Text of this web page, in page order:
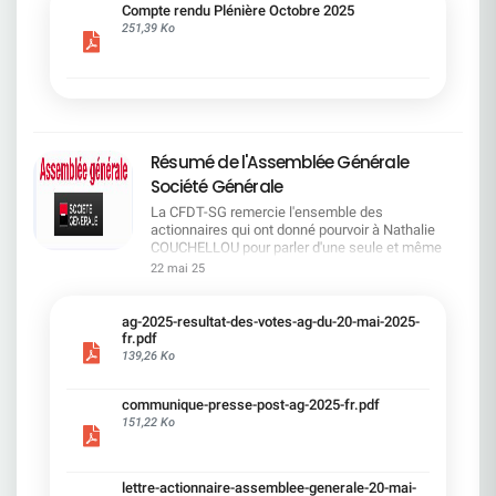
cadre du dialogue social.Bonne lecture !
Compte rendu Plénière Octobre 2025
251,39 Ko
Résumé de l'Assemblée Générale
Société Générale
La CFDT-SG remercie l'ensemble des
actionnaires qui ont donné pourvoir à Nathalie
COUCHELLOU pour parler d'une seule et même
voix.L'assemblée Générale s'est ouverte avec 4
souligné la forte amélioration en 2024 de tous les
facteurs financiers et le premier trimestre 2025
encourageant.Le Directeur Général, Slawomir
solide. Etre une banque simple et intégrée. Etre
une banque efficace. Etre une banque rentable. Le
22 mai 25
ag-2025-resultat-des-votes-ag-du-20-mai-2025-
fr.pdf
139,26 Ko
communique-presse-post-ag-2025-fr.pdf
151,22 Ko
lettre-actionnaire-assemblee-generale-20-mai-